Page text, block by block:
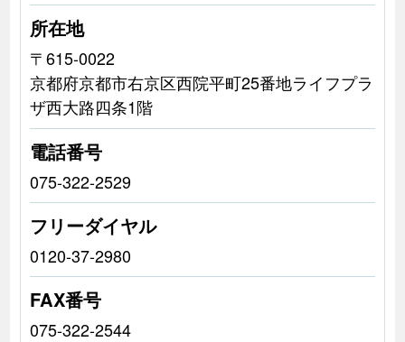
所在地
〒615-0022
京都府京都市右京区西院平町25番地ライフプラ
ザ西大路四条1階
電話番号
075-322-2529
フリーダイヤル
0120-37-2980
FAX番号
075-322-2544